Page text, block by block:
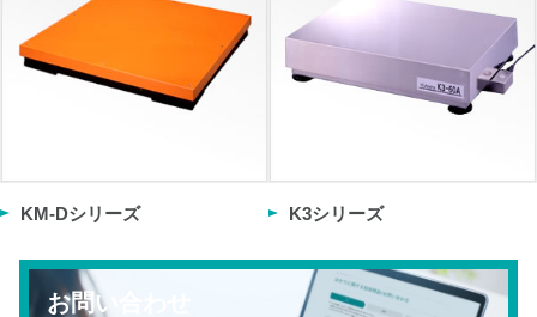
KM-Dシリーズ K3シリーズ
お問い合わせ